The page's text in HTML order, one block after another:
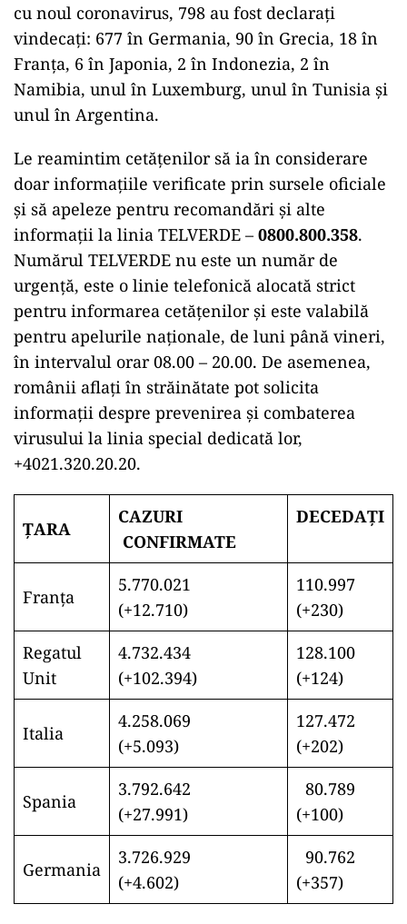
cu noul coronavirus, 798 au fost declarați
vindecați: 677 în Germania, 90 în Grecia, 18 în
Franța, 6 în Japonia, 2 în Indonezia, 2 în
Namibia, unul în Luxemburg, unul în Tunisia și
unul în Argentina.
Le reamintim cetățenilor să ia în considerare
doar informațiile verificate prin sursele oficiale
și să apeleze pentru recomandări și alte
informații la linia TELVERDE – 0800.800.358.
Numărul TELVERDE nu este un număr de
urgență, este o linie telefonică alocată strict
pentru informarea cetățenilor și este valabilă
pentru apelurile naționale, de luni până vineri,
în intervalul orar 08.00 – 20.00. De asemenea,
românii aflați în străinătate pot solicita
informații despre prevenirea și combaterea
virusului la linia special dedicată lor,
+4021.320.20.20.
ŢARA
CAZURI
CONFIRMATE
DECEDAȚI
Franţa
5.770.021
(+12.710)
110.997
(+230)
Regatul
Unit
4.732.434
(+102.394)
128.100
(+124)
Italia
4.258.069
(+5.093)
127.472
(+202)
Spania
3.792.642
(+27.991)
80.789
(+100)
Germania
3.726.929
(+4.602)
90.762
(+357)